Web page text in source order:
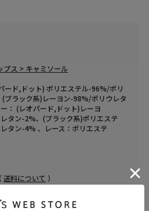
プス > キャミソール
ード,ドット) ポリエステル-96%/ポリ
(ブラック系)レーヨン-98%/ポリウレタ
： (レオパード,ドット)レーヨ
タン-2%、(ブラック系)ポリエステ
タン-4% 、レース：ポリエステ
送料について ）